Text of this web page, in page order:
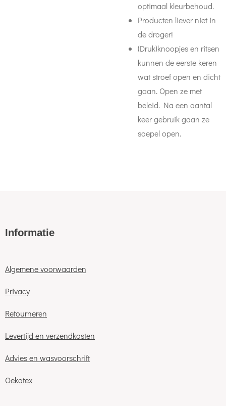
optimaal kleurbehoud.
Producten liever niet in
de droger!
(Druk)knoopjes en ritsen
kunnen de eerste keren
wat stroef open en dicht
gaan. Open ze met
beleid. Na een aantal
keer gebruik gaan ze
soepel open.
Informatie
Algemene voorwaarden
Privacy
Retourneren
Levertijd en verzendkosten
Advies en wasvoorschrift
Oekotex